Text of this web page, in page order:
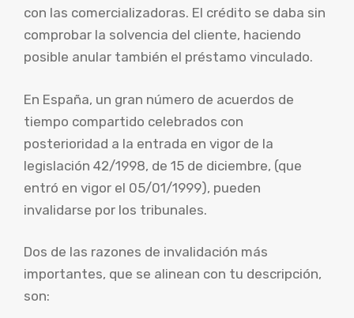
con las comercializadoras. El crédito se daba sin
comprobar la solvencia del cliente, haciendo
posible anular también el préstamo vinculado.
En España, un gran número de acuerdos de
tiempo compartido celebrados con
posterioridad a la entrada en vigor de la
legislación 42/1998, de 15 de diciembre, (que
entró en vigor el 05/01/1999), pueden
invalidarse por los tribunales.
Dos de las razones de invalidación más
importantes, que se alinean con tu descripción,
son: